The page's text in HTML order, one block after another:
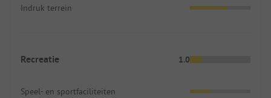
Indruk terrein
Recreatie 1.0
Speel- en sportfaciliteiten